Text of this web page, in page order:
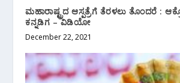
ಮಹಾರಾಷ್ಟ್ರದ ಆಸ್ಪತ್ರೆಗೆ ತೆರಳಲು ತೊಂದರೆ :
ಕನ್ನಡಿಗ – ವಿಡಿಯೋ
December 22, 2021